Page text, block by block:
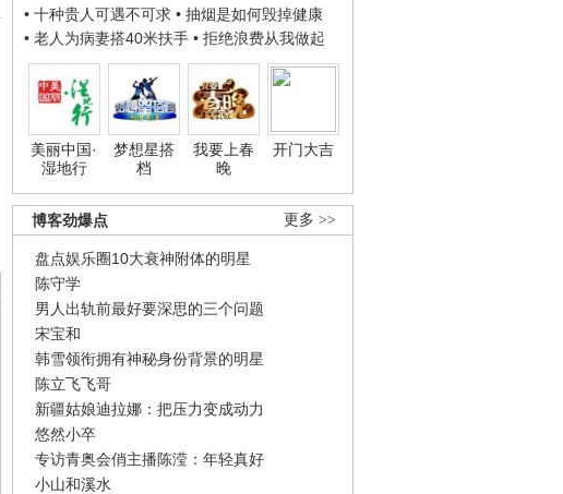
• 十种贵人可遇不可求 • 抽烟是如何毁掉健康
• 老人为病妻搭40米扶手 • 拒绝浪费从我做起
美丽中国·
湿地行
梦想星搭
档
我要上春
晚
开门大吉
更多 >>
博客劲爆点
盘点娱乐圈10大衰神附体的明星
陈守学
男人出轨前最好要深思的三个问题
宋宝和
韩雪领衔拥有神秘身份背景的明星
陈立飞飞哥
新疆姑娘迪拉娜：把压力变成动力
悠然小卒
专访青奥会俏主播陈滢：年轻真好
小山和溪水